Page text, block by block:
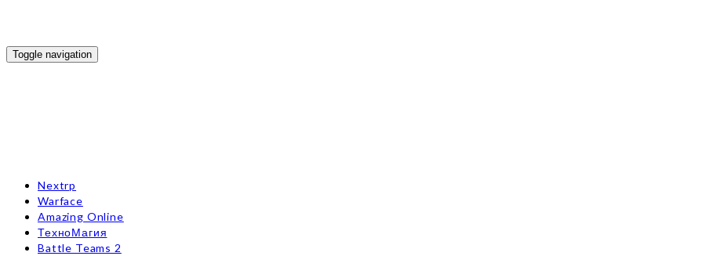
Toggle navigation
Nextrp
Warface
Amazing Online
ТехноМагия
Battle Teams 2